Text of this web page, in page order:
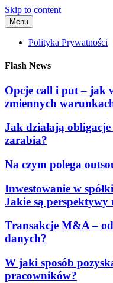
Skip to content
Menu
Polityka Prywatności
Flash News
Opcje call i put – jak
zmiennych
Jak działają
zarabia?
Na czym polega
Inwestowanie w
Jakie są perspektywy
Transakcje M&A –
danych?
W jaki sposób
pracowników?